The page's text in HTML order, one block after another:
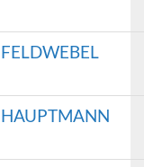
FELDWEBEL
HAUPTMANN